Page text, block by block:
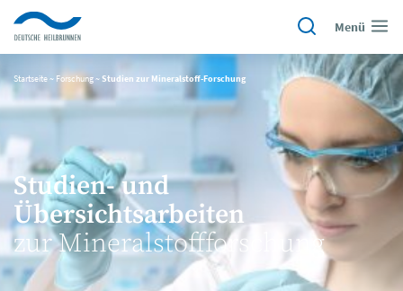
Menü
Startseite~ Forschung~ Studien zur Mineralstoff-Forschung
Studien- und
Übersichtsarbeiten
zur Mineralstoffforschung